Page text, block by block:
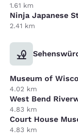
1.61 km
Ninja Japanese
2.41 km
Museum of
4.02 km
West Bend
4.83 km
Court House
4.83 km